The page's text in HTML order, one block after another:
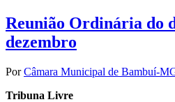
Reunião Ordinária do
dezembro
PorCâmara Municipal de Bambuí-
Tribuna Livre